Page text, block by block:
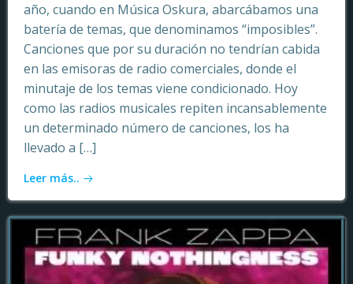
año, cuando en Música Oskura, abarcábamos una
batería de temas, que denominamos “imposibles”.
Canciones que por su duración no tendrían cabida
en las emisoras de radio comerciales, donde el
minutaje de los temas viene condicionado. Hoy
como las radios musicales repiten incansablemente
un determinado número de canciones, los ha
llevado a […]
Leer más..